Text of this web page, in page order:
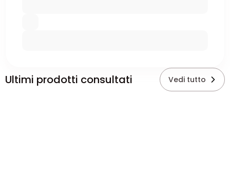
Ultimi prodotti consultati Vedi tutto